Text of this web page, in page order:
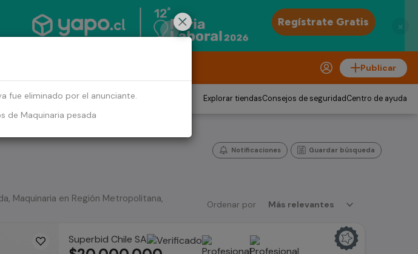
×
Publicar
Explorar tiendasConsejos de seguridadCentro de ayuda
Notificaciones Guardar búsqueda
Ordenar por Más relevantes
Maquinaria en Región Metropolitana,
Superbid Chile SA
fue eliminado por el anunciante.
de Maquinaria pesada